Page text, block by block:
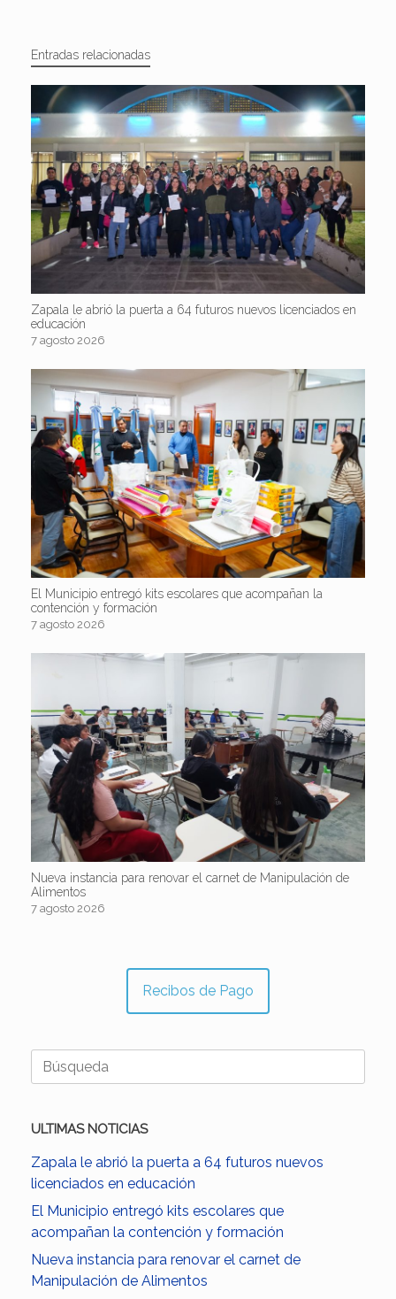
Entradas relacionadas
Zapala le abrió la puerta a 64 futuros nuevos licenciados en
educación
7 agosto 2026
El Municipio entregó kits escolares que acompañan la
contención y formación
7 agosto 2026
Nueva instancia para renovar el carnet de Manipulación de
Alimentos
7 agosto 2026
Recibos de Pago
Buscar:
ULTIMAS NOTICIAS
Zapala le abrió la puerta a 64 futuros nuevos
licenciados en educación
El Municipio entregó kits escolares que
acompañan la contención y formación
Nueva instancia para renovar el carnet de
Manipulación de Alimentos